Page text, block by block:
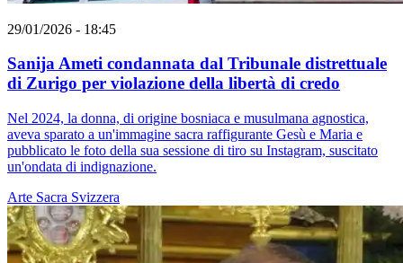
29/01/2026 - 18:45
Sanija Ameti condannata dal Tribunale distrettuale
di Zurigo per violazione della libertà di credo
Nel 2024, la donna, di origine bosniaca e musulmana agnostica,
aveva sparato a un'immagine sacra raffigurante Gesù e Maria e
pubblicato le foto della sua sessione di tiro su Instagram, suscitato
un'ondata di indignazione.
Arte Sacra Svizzera